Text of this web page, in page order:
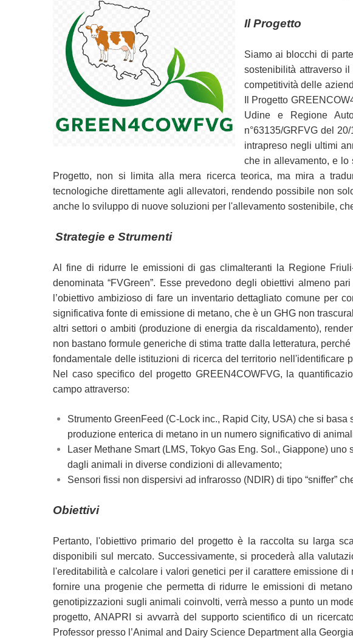
Il Progetto
Siamo ai blocchi di
sostenibilità attraverso
competitività delle
Il Progetto
Udine e Regione
n°63135/GRFVG del
intrapreso negli ultimi
che in allevamento, e lo
Progetto, non si limita alla mera ricerca teorica, ma mira a
tecnologiche direttamente agli allevatori, rendendo possibile non
anche lo sviluppo di nuove soluzioni per l'allevamento sostenibile,
Strategie e Strumenti
Al fine di ridurre le emissioni di gas climalteranti la Regione
denominata “FVGreen”. Esse prevedono degli obiettivi almeno
l’obiettivo ambizioso di fare un inventario dettagliato comune per
significativa fonte di emissione di metano, che è un GHG non
altri settori o ambiti (produzione di energia da riscaldamento),
non bastano formule generiche di stima tratte dalla letteratura,
fondamentale delle istituzioni di ricerca del territorio
Nel caso specifico del progetto GREEN4COWFVG, la
campo attraverso:
Strumento GreenFeed (C-Lock inc., Rapid City, USA) che si
produzione enterica di metano in un numero significativo di
Laser Methane Smart (LMS, Tokyo Gas Eng. Sol., Giappone)
dagli animali in diverse condizioni di allevamento;
Sensori fissi non dispersivi ad infrarosso (NDIR) di tipo “sniffer”
Obiettivi
Pertanto, l'obiettivo primario del progetto è la raccolta su larga
disponibili sul mercato. Successivamente, si procederà alla
l'ereditabilità e calcolare i valori genetici per il carattere emissione
fornire una progenie che permetta di ridurre le emissioni di
genotipizzazioni sugli animali coinvolti, verrà messo a punto un
progetto, ANAPRI si avvarrà del supporto scientifico di un
Professor presso l’Animal and Dairy Science Department alla